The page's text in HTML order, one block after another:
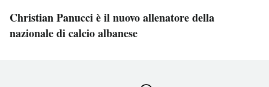
Christian Panucci è il nuovo allenatore della
nazionale di calcio albanese